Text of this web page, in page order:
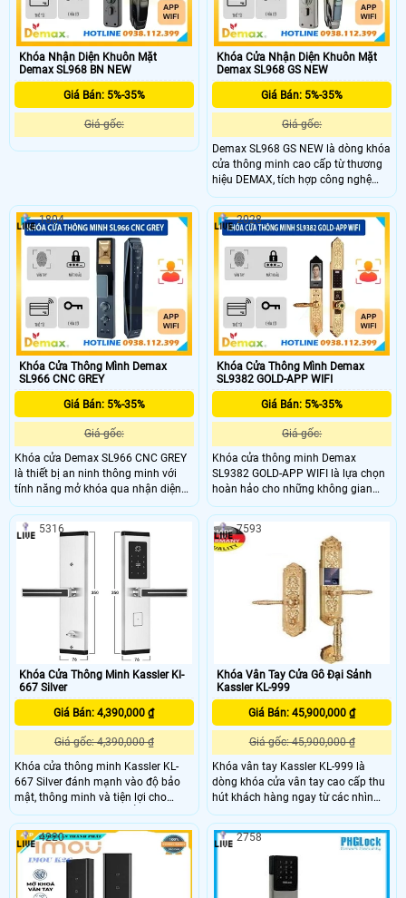
Khóa Nhận Diện Khuôn Mặt
Demax SL968 BN NEW
Giá Bán: 5%-35%
Giá gốc:
Khóa Cửa Nhận Diện Khuôn Mặt
Demax SL968 GS NEW
Giá Bán: 5%-35%
Giá gốc:
Demax SL968 GS NEW là dòng khóa
cửa thông minh cao cấp từ thương
hiệu DEMAX, tích hợp công nghệ
nhận diện khuôn mặt 3D FACE ID,
vân tay sinh trắc học FPC Thụy
Điển, mật mã, thẻ từ và điều khiển từ
xa qua ứng dụng. Với thiết kế hiện
đại màu xám ánh sao, màn hình HD
tích hợp chuông cửa và khả năng tự
động khóa thông minh
Khóa Cửa Thông Mình Demax
SL966 CNC GREY
Giá Bán: 5%-35%
Giá gốc:
Khóa cửa Demax SL966 CNC GREY
là thiết bị an ninh thông minh với
tính năng mở khóa qua nhận diện
khuôn mặt, vân tay, mật mã và thẻ
từ. Thiết kế sang trọng, chất liệu cao
cấp, chống trầy xước và bảo mật tối
đa, phù hợp với cửa có độ dày 36-
90mm, mang lại sự an toàn cho mọi
1804
Khóa Cửa Thông Mình Demax
SL9382 GOLD-APP WIFI
Giá Bán: 5%-35%
Giá gốc:
Khóa cửa thông minh Demax
SL9382 GOLD-APP WIFI là lựa chọn
hoàn hảo cho những không gian
hiện đại, đòi hỏi sự bảo mật cao và
phong cách sang trọng. Sản phẩm
được tích hợp các tính năng mở
khóa tiên tiến như nhận diện khuôn
mặt 3D, vân tay sinh trắc học FPC,
mật mã, thẻ từ và điều khiển qua
ứng dụng điện thoại.
2028
Khóa Cửa Thông Minh Kassler Kl-
667 Silver
Giá Bán: 4,390,000 ₫
Giá gốc: 4,390,000 ₫
Khóa cửa thông minh Kassler KL-
667 Silver đánh mạnh vào độ bảo
mật, thông minh và tiện lợi cho
người tiêu dùng, sản phẩm tích hợp
4 phương thức mở khóa thông minh
trên cùng 1 sản phẩm: mật mã, thẻ
từ, chìa cơ, bluetooh giúp cho việc
mở khóa trở lên đơn giản và bảo
mật.
5316
Khóa Vân Tay Cửa Gỗ Đại Sảnh
Kassler KL-999
Giá Bán: 45,900,000 ₫
Giá gốc: 45,900,000 ₫
Khóa vân tay Kassler KL-999 là
dòng khóa cửa vân tay cao cấp thu
hút khách hàng ngay từ các nhìn
đầu tiên bởi đường nét hoa văn tinh
tế, nghệ thuật làm sang trọng lên
ngôi nhà của bạn. Kassler Việt Nam
là đại lý phân phối chính hãng của
sản phẩm khóa vân tay Kassler KL-
999, vì vậy đến với chúng tôi bạn có
7593
4220 2758